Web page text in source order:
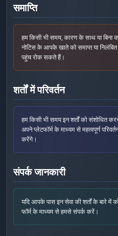
समाप्ति
हम किसी भी समय, कारण के साथ या बिना
नोटिस के आपके खाते को समाप्त या
पहुंच रोक सकते हैं।
शर्तों में परिवर्तन
हम किसी भी समय इन शर्तों को संशोधित
अपने प्लेटफॉर्म के माध्यम से महत्वपूर्ण
करेंगे।
संपर्क जानकारी
यदि आपके पास इन सेवा की शर्तों के बारे में
फॉर्म के माध्यम से हमसे संपर्क करें।